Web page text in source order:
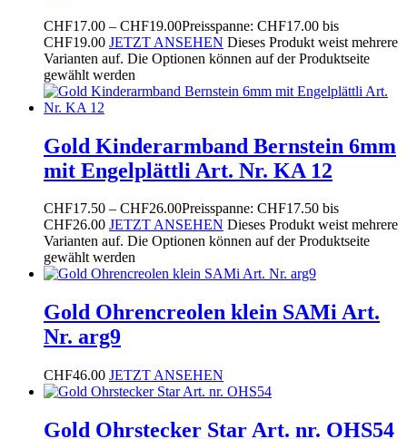
CHF17.00 – CHF19.00Preisspanne: CHF17.00 bis
CHF19.00 JETZT ANSEHEN Dieses Produkt weist mehrere
Varianten auf. Die Optionen können auf der Produktseite
gewählt werden
Gold Kinderarmband Bernstein 6mm
mit Engelplättli Art. Nr. KA 12
CHF17.50 – CHF26.00Preisspanne: CHF17.50 bis
CHF26.00 JETZT ANSEHEN Dieses Produkt weist mehrere
Varianten auf. Die Optionen können auf der Produktseite
gewählt werden
Gold Ohrencreolen klein SAMi Art.
Nr. arg9
CHF46.00 JETZT ANSEHEN
Gold Ohrstecker Star Art. nr. OHS54